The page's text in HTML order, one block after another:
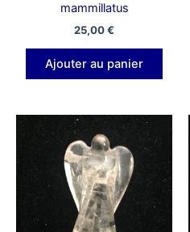
mammillatus
25,00€
Ajouter au panier